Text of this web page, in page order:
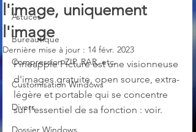
Astuces
Bureautique
Compression ZIP, RAR, etc.
Customisation Windows
Divers
Dossier Windows
l'image, uniquement
l'image
Dernière mise à jour : 14 févr. 2023
Pineapple Picture est une visionneuse
d'images gratuite, open source, extra-
légère et portable qui se concentre
sur l'essentiel de sa fonction : voir.